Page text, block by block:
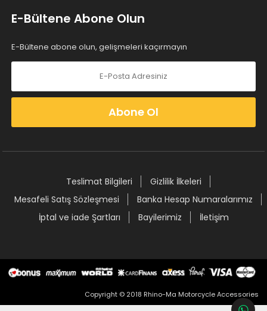
E-Bültene Abone Olun
E-Bültene abone olun, gelişmeleri kaçırmayın
Abone Ol
Teslimat Bilgileri
Gizlilik İlkeleri
Mesafeli Satış Sözleşmesi
Banka Hesap Numaralarımız
İptal ve iade Şartları
Bayilerimiz İletişim
Copyright © 2018 Rhino-Ma Motorcycle Accessories